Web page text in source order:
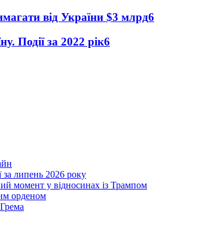
від України $3 млрд6
Події за 2022 рік6
за липень 2026 року
момент у відносинах із Трампом
орденом